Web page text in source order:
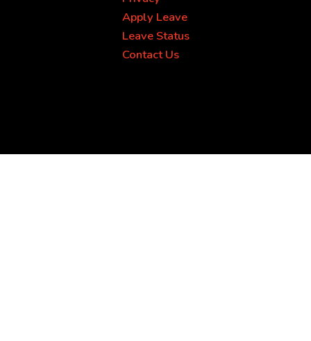
Apply Leave
Leave Status
Contact Us